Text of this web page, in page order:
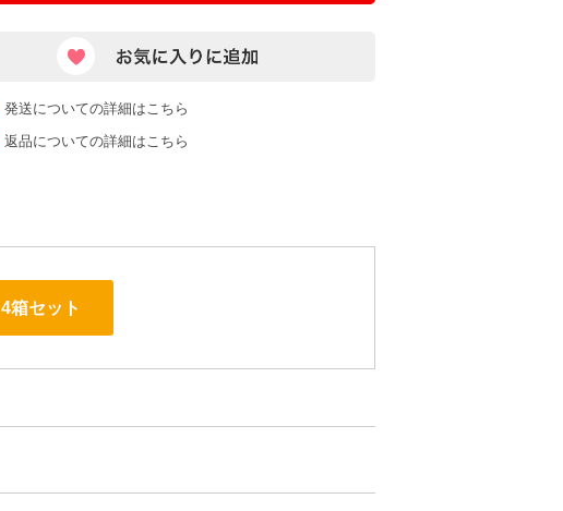
発送についての詳細はこちら
返品についての詳細はこちら
4箱セット